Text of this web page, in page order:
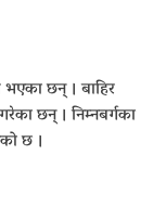
भएका छन् । बाहिर
छन् । निम्नबर्गका
छ ।